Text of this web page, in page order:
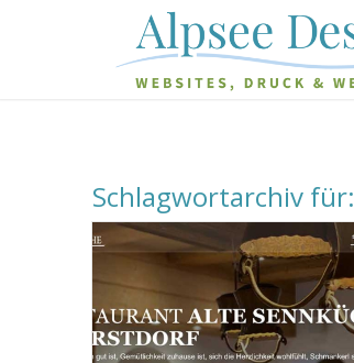
Schlagwortarchiv für: